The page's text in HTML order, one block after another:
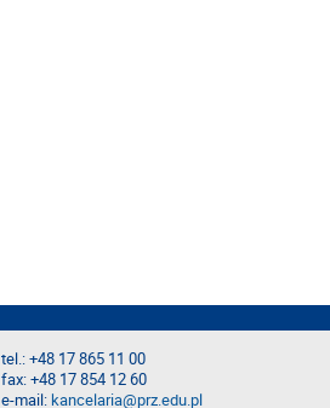
tel.: +48 17 865 11 00
fax: +48 17 854 12 60
e-mail:kancelaria@prz.edu.pl